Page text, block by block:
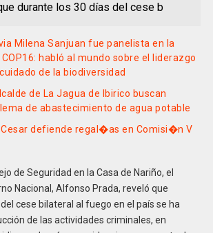
durante los 30 días del cese b
Milena Sanjuan fue panelista en la
habló al mundo sobre el liderazgo
de la biodiversidad
de La Jagua de Ibirico buscan
de abastecimiento de agua potable
Cesar defiende regal�as en Comisi�n V
de Seguridad en la Casa de Nariño, el
Nacional, Alfonso Prada, reveló que
cese bilateral al fuego en el país se ha
de las actividades criminales, en